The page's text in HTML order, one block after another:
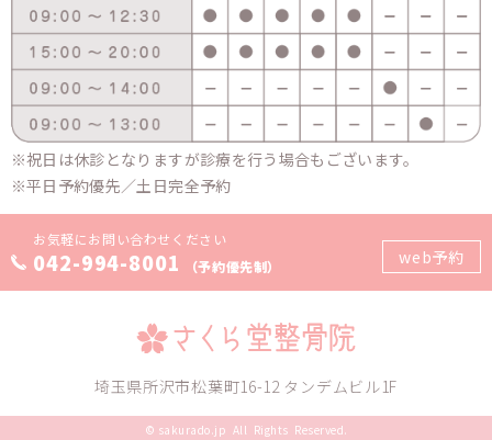
祝日は休診となりますが診療を行う場合もございます。
平日予約優先／土日完全予約
お気軽にお問い合わせください
042-994-8001 （予約優先制） web予約
埼玉県所沢市松葉町16-12 タンデムビル1F
© sakurado.jp All Rights Reserved.